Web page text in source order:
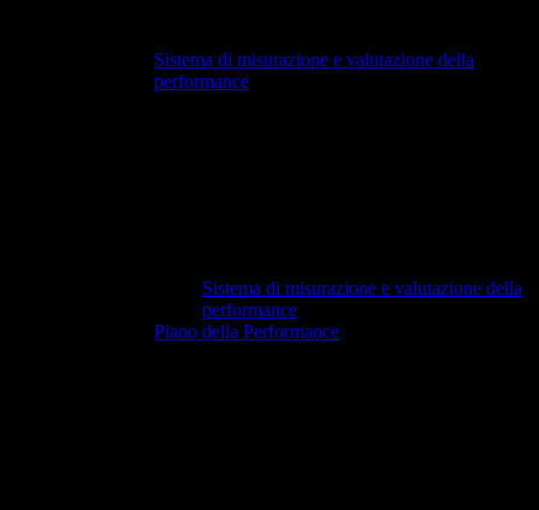
Sistema di misurazione e valutazione della
performance
Sistema di misurazione e valutazione della
performance
Piano della Performance